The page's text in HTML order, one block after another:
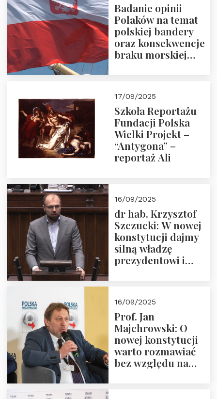
Badanie opinii
Polaków na temat
polskiej bandery
oraz konsekwencje
braku morskiej
17/09/2025
Szkoła Reportażu
Fundacji Polska
Wielki Projekt –
“Antygona” –
reportaż Ali
16/09/2025
dr hab. Krzysztof
Szczucki: W nowej
konstytucji dajmy
silną władzę
prezydentowi i
16/09/2025
Prof. Jan
Majchrowski: O
nowej konstytucji
warto rozmawiać
bez względu na